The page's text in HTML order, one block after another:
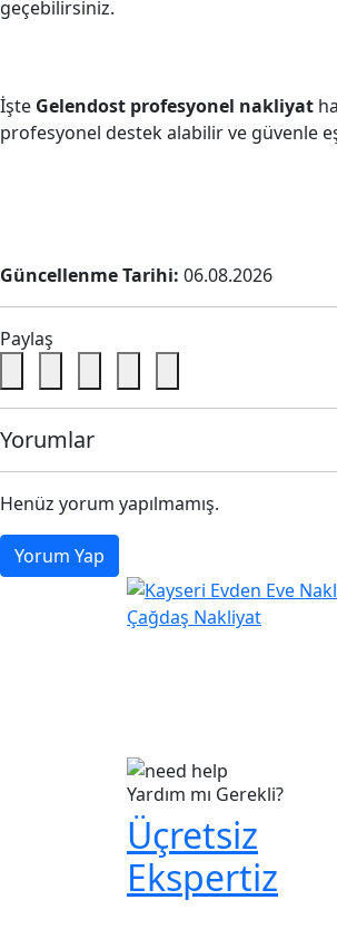
geçebilirsiniz.
İşte Gelendost profesyonel nakliyat
profesyonel destek alabilir ve güvenle
Güncellenme Tarihi: 06.08.2026
Paylaş
Yorumlar
Henüz yorum yapılmamış.
Yorum Yap
Yardım mı Gerekli?
Üçretsiz
Ekspertiz